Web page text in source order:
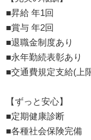
■昇給 年1回
■賞与 年2回
■退職金制度あり
■永年勤続表彰あり
■交通費規定支給(上
【ずっと安心】
■定期健康診断
■各種社会保険完備